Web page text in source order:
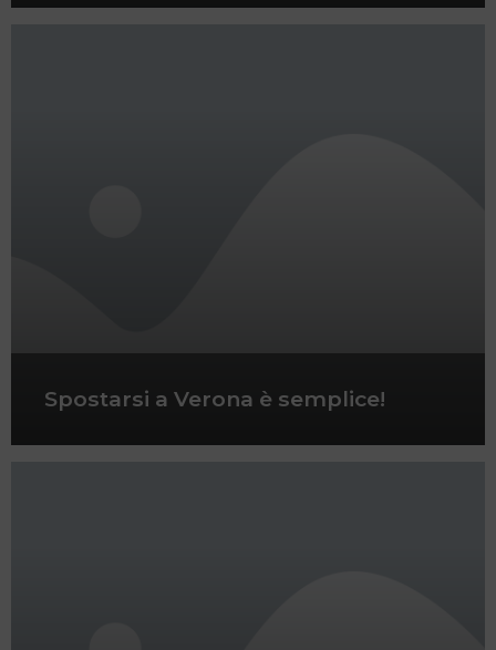
Spostarsi a Verona è semplice!